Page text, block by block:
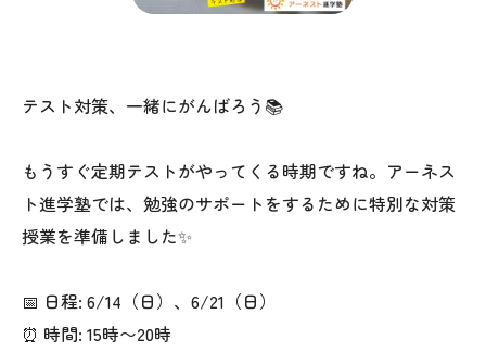
テスト対策、一緒にがんばろう📚
もうすぐ定期テストがやってくる時期ですね。アーネス
ト進学塾では、勉強のサポートをするために特別な対策
授業を準備しました✨
📅 日程: 6/14（日）、6/21（日）
⏰ 時間: 15時〜20時